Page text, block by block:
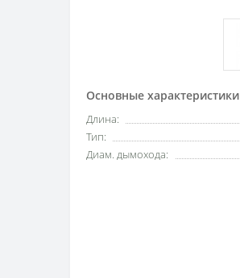
Основные характеристики
Длина:
Тип:
Диам. дымохода: